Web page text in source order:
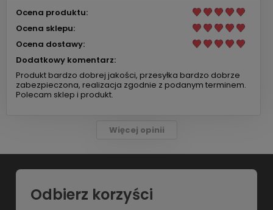
Ocena produktu:
Ocena sklepu:
Ocena dostawy:
Dodatkowy komentarz:
Produkt bardzo dobrej jakości, przesyłka bardzo dobrze
zabezpieczona, realizacja zgodnie z podanym terminem.
Polecam sklep i produkt.
Więcej opinii
Odbierz korzyści